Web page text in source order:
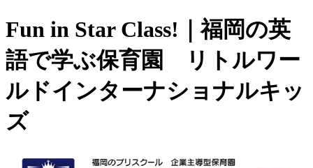
Fun in Star Class!｜福岡の英
語で学ぶ保育園 リトルワー
ルドインターナショナルキッ
ズ